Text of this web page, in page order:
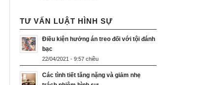
TƯ VẤN LUẬT HÌNH SỰ
Điều kiện hưởng án treo đối với tội đánh
bạc
22/04/2021 - 9:57 chiều
Các tình tiết tăng nặng và giảm nhẹ